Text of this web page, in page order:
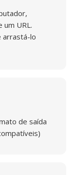
um URL.
arrastá-lo
de saída